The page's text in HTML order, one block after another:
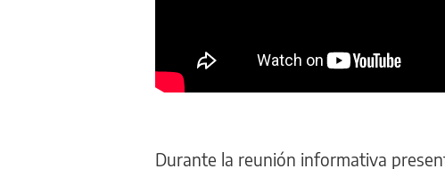
Durante la reunión informativa